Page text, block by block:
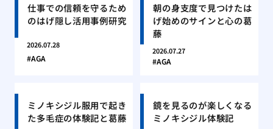
仕事での信頼を守るため
のはげ隠し活用事例研究
2026.07.28
AGA
朝の身支度で見つけたは
げ始めのサインと心の葛
藤
2026.07.27
AGA
ミノキシジル服用で起き
た多毛症の体験記と葛藤
鏡を見るのが楽しくなる
ミノキシジル体験記